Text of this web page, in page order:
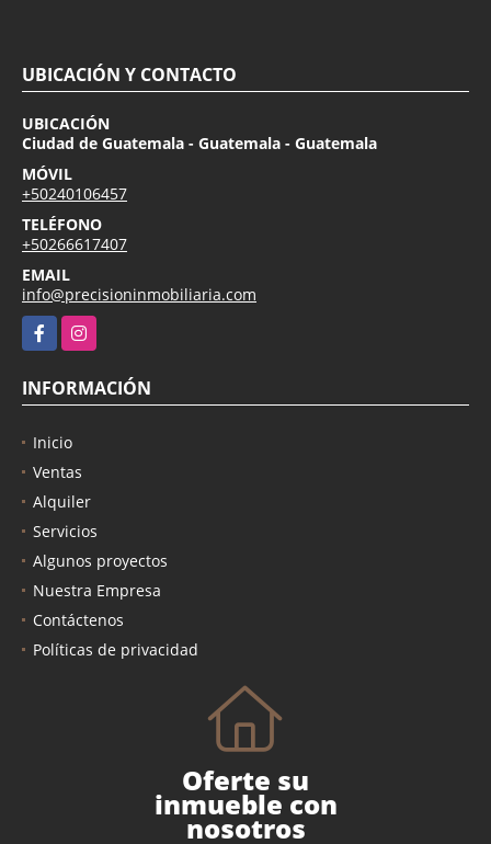
UBICACIÓN Y CONTACTO
UBICACIÓN
Ciudad de Guatemala - Guatemala - Guatemala
MÓVIL
+50240106457
TELÉFONO
+50266617407
EMAIL
info@precisioninmobiliaria.com
FacebookInstagram
INFORMACIÓN
Inicio
Ventas
Alquiler
Servicios
Algunos proyectos
Nuestra Empresa
Contáctenos
Políticas de privacidad
Oferte su
inmueble con
nosotros